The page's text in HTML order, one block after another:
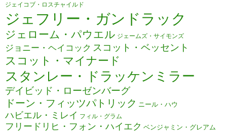
ジェイコブ・ロスチャイルド
ジェフリー・ガンドラック
ジェローム・パウエル ジェームズ・サイモンズ
ジョニー・ヘイコック スコット・ベッセント
スコット・マイナード
スタンレー・ドラッケンミラー
デイビッド・ローゼンバーグ
ドーン・フィッツパトリック ニール・ハウ
ハビエル・ミレイ フィル・グラム
フリードリヒ・フォン・ハイエク ベンジャミン・グレアム